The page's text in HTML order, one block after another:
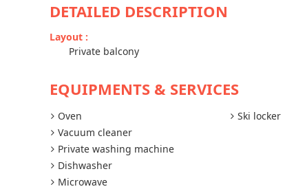
DETAILED DESCRIPTION
Layout :
Private balcony
EQUIPMENTS & SERVICES
Oven
Vacuum cleaner
Private washing machine
Dishwasher
Microwave
Ski locker